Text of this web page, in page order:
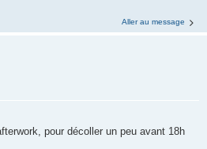
Aller au message
pour décoller un peu avant 18h